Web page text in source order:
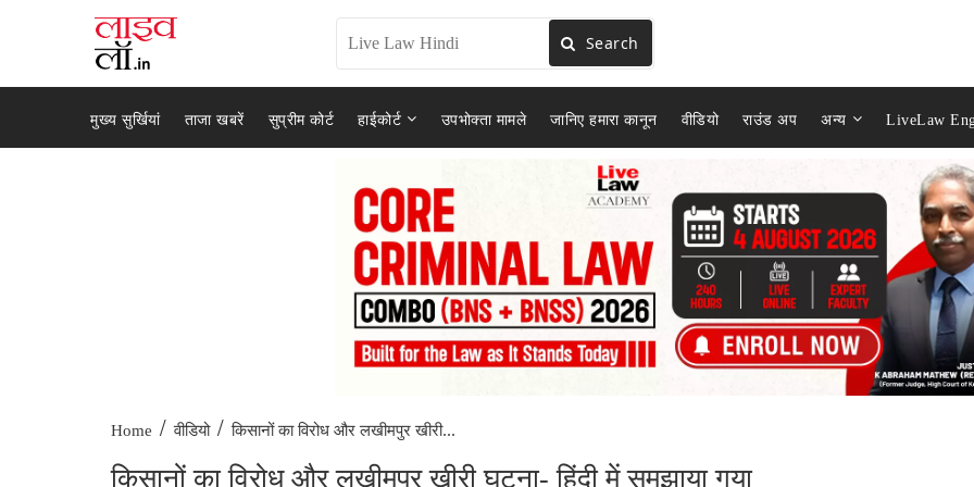
Search
मुख्य सुर्खियां ताजा खबरें सुप्रीम कोर्ट हाईकोर्ट उपभोक्ता मामले जानिए हमारा कानून वीडियो राउंड अप अन्य LiveLaw
Home / वीडियो / किसानों का विरोध और लखीमपुर खीरी...
किसानों का विरोध और लखीमपुर खीरी घटना- हिंदी में समझाया गया